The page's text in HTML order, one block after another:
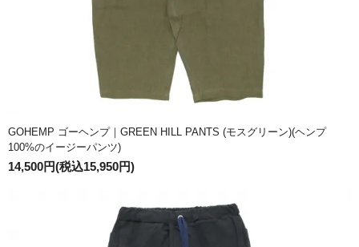
GOHEMP ゴーヘンプ｜GREEN HILL PANTS (モスグリーン)(ヘンプ
100%のイージーパンツ)
14,500円(税込15,950円)